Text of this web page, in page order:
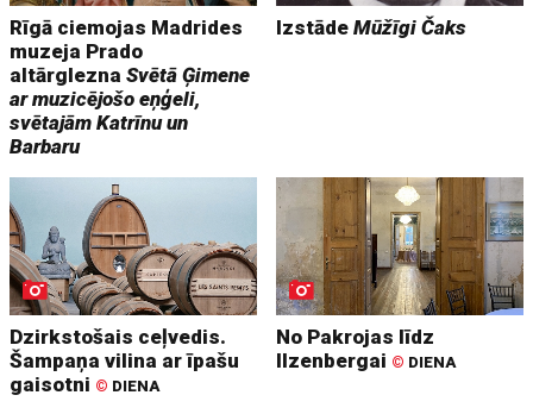
Rīgā ciemojas Madrides
muzeja Prado
altārgleznaSvētā Ģimene
ar muzicējošo eņģeli,
svētajām Katrīnu un
Barbaru
IzstādeMūžīgi Čaks
Dzirkstošais ceļvedis.
Šampaņa vilina ar īpašu
gaisotni © DIENA
No Pakrojas līdz
Ilzenbergai © DIENA